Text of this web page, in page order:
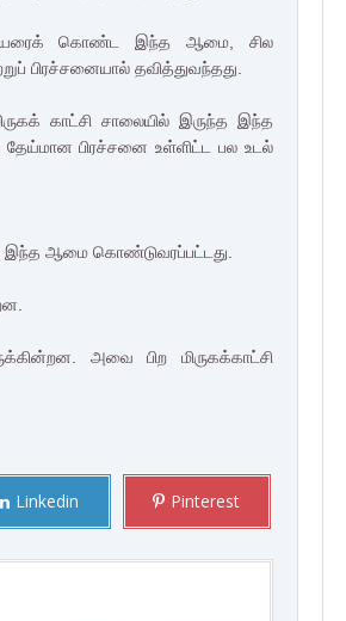
கொண்ட இந்த ஆமை, சில
பிரச்சனையால் தவித்துவந்தது.
காட்சி சாலையில் இருந்த இந்த
தேய்மான பிரச்சனை உள்ளிட்ட பல உடல்
இந்த ஆமை கொண்டுவரப்பட்டது.
அவை பிற மிருகக்காட்சி
Linkedin Pinterest